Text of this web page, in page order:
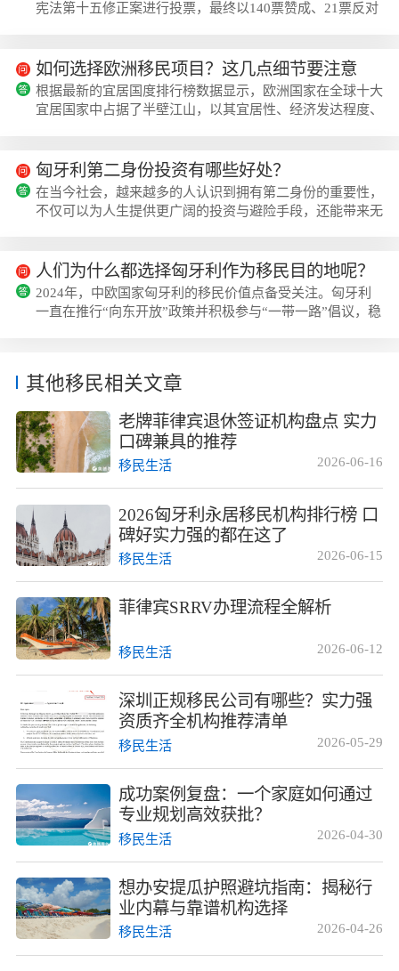
宪法第十五修正案进行投票，最终以140票赞成、21票反对
敦士登）公民，并且被认为对匈牙利的公共秩序或国家安全
构成威胁，匈牙利政府可以暂停其公民身份长达10年。而
根据匈牙利国家统计局2024年的数据，当前大概有32万匈
牙利公民拥有双重国籍，其中持有非欧盟国籍的...
如何选择欧洲移民项目？这几点细节要注意
根据最新的宜居国度排行榜数据显示，欧洲国家在全球十大
宜居国家中占据了半壁江山，以其宜居性、经济发达程度、
备受关注。在谈论欧洲时，除去传统移民国家英美加澳，爱
尔兰、希腊、塞浦路斯等欧洲国家凭借其优势跻身前十。白
皮书指出，海外置业成为未来中国高净值人群的首选投资方
式，并预示财富自由、通行自由和子女教...
匈牙利第二身份投资有哪些好处？
在当今社会，越来越多的人认识到拥有第二身份的重要性，
不仅可以为人生提供更广阔的投资与避险手段，还能带来无
育优势等诸多好处。让我们一起来了解，在匈牙利配置第二
身份究竟有哪些重要好处呢？1.匈牙利身份，轻松出行许多
热爱旅行的人都深知申请签证的繁琐与成本高昂。然而，拥
人们为什么都选择匈牙利作为移民目的地呢？
2024年，中欧国家匈牙利的移民价值点备受关注。匈牙利
一直在推行“向东开放”政策并积极参与“一带一路”倡议，稳
欧盟+申根国家：无需额外签证即可自由通行全欧盟。2.理
3.优质资产：人民币对匈牙利福林汇率优势...
其他移民相关文章
老牌菲律宾退休签证机构盘点 实力
口碑兼具的推荐
2026-06-16
移民生活
2026匈牙利永居移民机构排行榜 口
碑好实力强的都在这了
2026-06-15
移民生活
菲律宾SRRV办理流程全解析
2026-06-12
移民生活
深圳正规移民公司有哪些？实力强
资质齐全机构推荐清单
2026-05-29
移民生活
成功案例复盘：一个家庭如何通过
专业规划高效获批？
2026-04-30
移民生活
想办安提瓜护照避坑指南：揭秘行
业内幕与靠谱机构选择
2026-04-26
移民生活